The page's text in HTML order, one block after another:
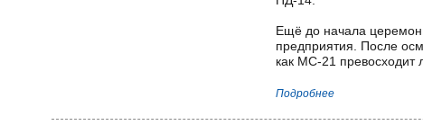
Ещё до начала
предприятия. После
как МС-21 превосходит
Подробнее